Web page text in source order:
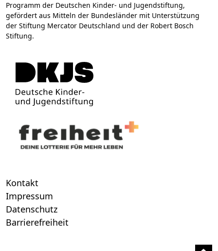
Programm der Deutschen Kinder- und Jugendstiftung,
gefördert aus Mitteln der Bundesländer mit Unterstützung
der Stiftung Mercator Deutschland und der Robert Bosch
Stiftung.
Kontakt
Impressum
Datenschutz
Barrierefreiheit